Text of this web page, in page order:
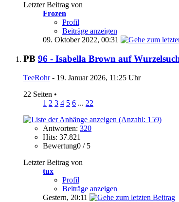
Letzter Beitrag von
Frozen
Profil
Beiträge anzeigen
09. Oktober 2022, 00:31
PB 96 - Isabella Brown auf
TeeRohr- 19. Januar 2026, 11:25 Uhr
22 Seiten •
1 2 3 4 5 6 ... 22
Antworten: 320
Hits: 37.821
Bewertung0 / 5
Letzter Beitrag von
tux
Profil
Beiträge anzeigen
Gestern, 20:11